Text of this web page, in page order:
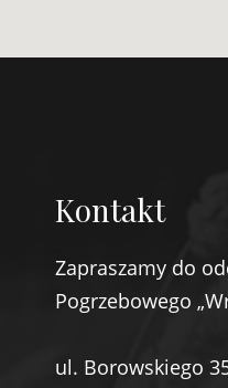
Kontakt
Zapraszamy do
Pogrzebowego
ul. Borowskiego